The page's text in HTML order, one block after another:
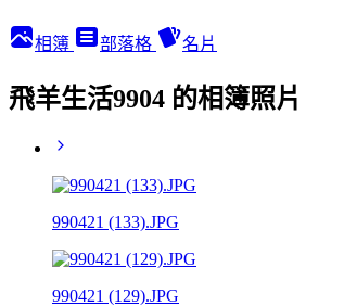
相簿 部落格 名片
飛羊生活9904 的相簿照片
990421 (133).JPG
990421 (129).JPG